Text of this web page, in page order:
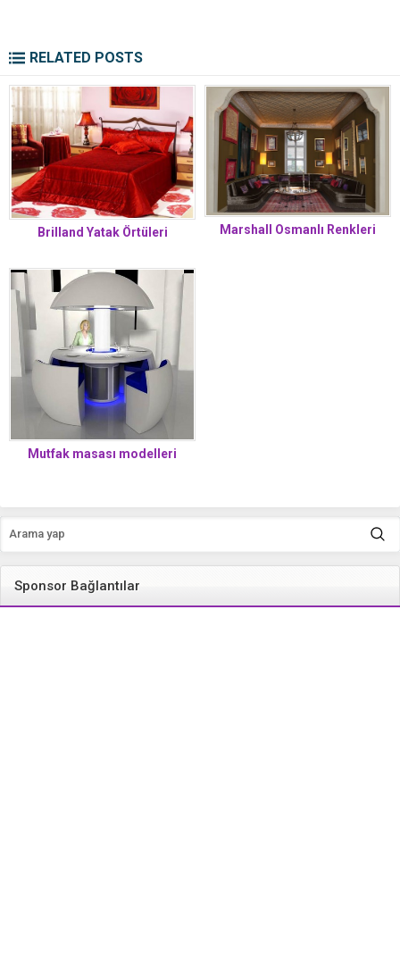
RELATED POSTS
Brilland Yatak Örtüleri Marshall Osmanlı Renkleri
Mutfak masası modelleri
Sponsor Bağlantılar